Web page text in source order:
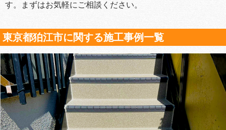
す。まずはお気軽にご相談ください。
東京都狛江市に関する施工事例一覧